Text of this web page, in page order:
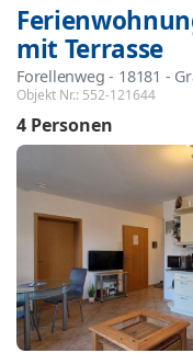
mit Terrasse
Forellenweg - 18181 -
Objekt Nr.: 552-121644
4 Personen